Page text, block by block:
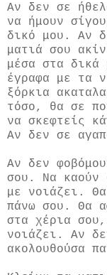
Αν δεν σε
να ήμουν
δικό μου. Αν
ματιά σου
μέσα στα
έγραφα με τα
ξόρκια
τόσο, θα σε
να σκεφτείς
Αν δεν σε
Αν δεν
σου. Να καούν
με νοιάζει.
πάνω σου. Θα
στα χέρια
νοιάζει. Αν
ακολουθούσα